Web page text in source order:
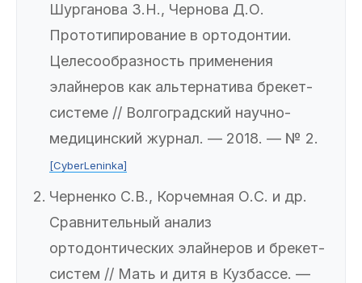
Шурганова З.Н., Чернова Д.О.
Прототипирование в ортодонтии.
Целесообразность применения
элайнеров как альтернатива брекет-
системе // Волгоградский научно-
медицинский журнал. — 2018. — № 2.
[CyberLeninka]
Черненко С.В., Корчемная О.С. и др.
Сравнительный анализ
ортодонтических элайнеров и брекет-
систем // Мать и дитя в Кузбассе. —